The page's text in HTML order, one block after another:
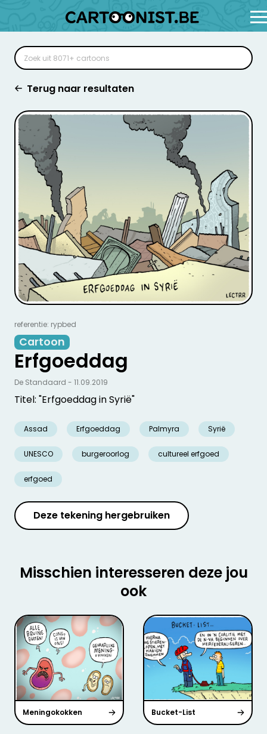
Terug naar resultaten
referentie: rypbed
Cartoon
Erfgoeddag
Titel: "Erfgoeddag in Syrië"
Assad Erfgoeddag Palmyra Syrië
UNESCO burgeroorlog cultureel erfgoed
erfgoed
De Standaard - 11.09.2019
Deze tekening hergebruiken
Misschien interesseren deze jou
ook
Meningokokken Bucket-List